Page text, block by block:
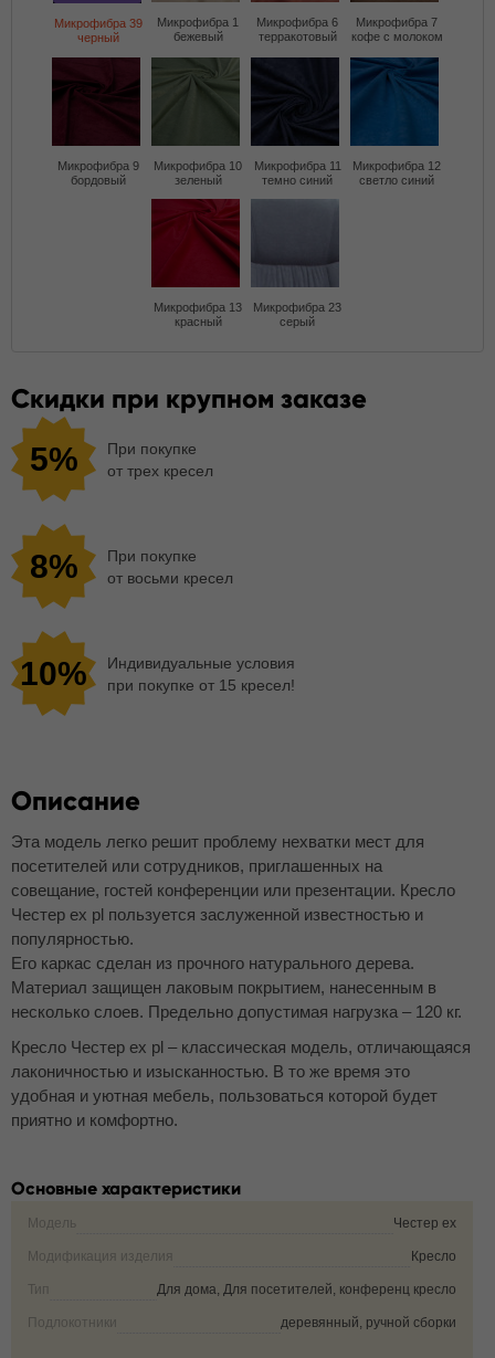
Микрофибра 39
черный
Микрофибра 1
бежевый
Микрофибра 6
терракотовый
Микрофибра 7
кофе с молоком
Микрофибра 9
бордовый
Микрофибра 10
зеленый
Микрофибра 11
темно синий
Микрофибра 12
светло синий
Микрофибра 13
красный
Микрофибра 23
серый
Скидки при крупном заказе
5%
При покупке
от трех кресел
8%
При покупке
от восьми кресел
10%
Индивидуальные условия
при покупке от 15 кресел!
Описание
Эта модель легко решит проблему нехватки мест для
посетителей или сотрудников, приглашенных на
совещание, гостей конференции или презентации. Кресло
Честер ех pl пользуется заслуженной известностью и
популярностью.
Его каркас сделан из прочного натурального дерева.
Материал защищен лаковым покрытием, нанесенным в
несколько слоев. Предельно допустимая нагрузка – 120 кг.
Кресло Честер ех pl – классическая модель, отличающаяся
лаконичностью и изысканностью. В то же время это
удобная и уютная мебель, пользоваться которой будет
приятно и комфортно.
Основные характеристики
Модель Честер ех
Модификация изделия Кресло
Тип Для дома, Для посетителей, конференц кресло
Подлокотники деревянный, ручной сборки